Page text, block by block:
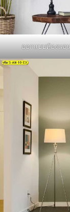
ออกแบบห้องนอ